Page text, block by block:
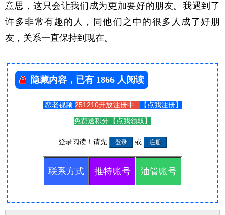
意思，这只会让我们成为更加要好的朋友。我遇到了
许多非常有趣的人，同他们之中的很多人成了好朋
友，关系一直保持到现在。
隐藏内容，已有 1866 人阅读
恋老视频 251210开放注册中... 【 点我注册】
免费送积分【 点我领取 】
登录阅读！ 请先 或
联系方式 推特账号 油管账号